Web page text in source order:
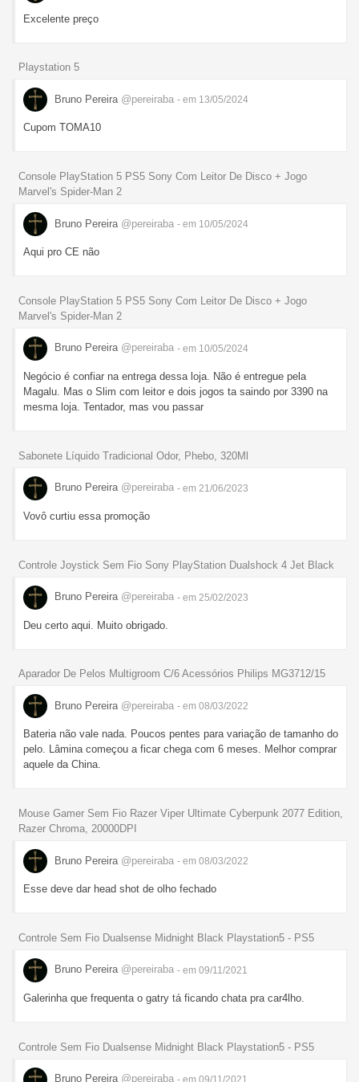
Excelente preço
Playstation 5
Bruno Pereira @pereiraba - em 13/05/2024
Cupom TOMA10
Console PlayStation 5 PS5 Sony Com Leitor De Disco + Jogo
Marvel's Spider-Man 2
Bruno Pereira @pereiraba - em 10/05/2024
Aqui pro CE não
Console PlayStation 5 PS5 Sony Com Leitor De Disco + Jogo
Marvel's Spider-Man 2
Bruno Pereira @pereiraba - em 10/05/2024
Negócio é confiar na entrega dessa loja. Não é entregue pela
Magalu. Mas o Slim com leitor e dois jogos ta saindo por 3390 na
mesma loja. Tentador, mas vou passar
Sabonete Líquido Tradicional Odor, Phebo, 320Ml
Bruno Pereira @pereiraba - em 21/06/2023
Vovô curtiu essa promoção
Controle Joystick Sem Fio Sony PlayStation Dualshock 4 Jet Black
Bruno Pereira @pereiraba - em 25/02/2023
Deu certo aqui. Muito obrigado.
Aparador De Pelos Multigroom C/6 Acessórios Philips MG3712/15
Bruno Pereira @pereiraba - em 08/03/2022
Bateria não vale nada. Poucos pentes para variação de tamanho do
pelo. Lâmina começou a ficar chega com 6 meses. Melhor comprar
aquele da China.
Mouse Gamer Sem Fio Razer Viper Ultimate Cyberpunk 2077 Edition,
Razer Chroma, 20000DPI
Bruno Pereira @pereiraba - em 08/03/2022
Esse deve dar head shot de olho fechado
Controle Sem Fio Dualsense Midnight Black Playstation5 - PS5
Bruno Pereira @pereiraba - em 09/11/2021
Galerinha que frequenta o gatry tá ficando chata pra car4lho.
Controle Sem Fio Dualsense Midnight Black Playstation5 - PS5
Bruno Pereira @pereiraba - em 09/11/2021